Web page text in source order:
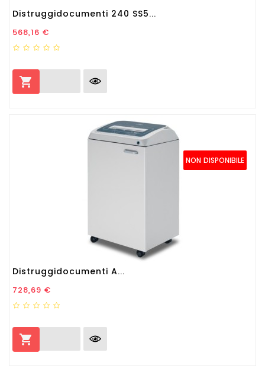
Distruggidocumenti 240 SS5...
Prezzo
568,16 €

NON DISPONIBILE
Distruggidocumenti A...
Prezzo
728,69 €
